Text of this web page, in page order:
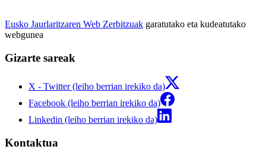
Eusko Jaurlaritzaren Web Zerbitzuak garatutako eta kudeatutako
webgunea
Gizarte sareak
X - Twitter (leiho berrian irekiko da)
Facebook (leiho berrian irekiko da)
Linkedin (leiho berrian irekiko da)
Kontaktua